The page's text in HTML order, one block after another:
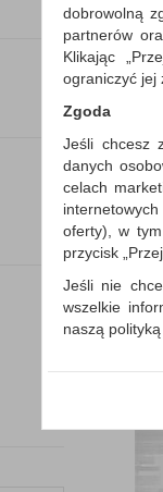
dobrowolną
partnerów
Klikając
ograniczyć jej
Zgoda
Jeśli chcesz
danych
celach
oferty), w
przycisk
Jeśli nie
wszelkie
naszą
informacji o